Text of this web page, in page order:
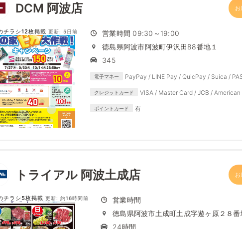
DCM 阿波店 お
チラシ12枚掲載 更新: 5日前
営業時間 09:30～19:00
徳島県阿波市阿波町伊沢田88番地１
345
電子マネー
PayPay / LINE Pay / QuicPay / Suica /
クレジットカード
VISA / Master Card / JCB / American
ポイントカード 有
トライアル 阿波土成店 お
チラシ5枚掲載 更新: 約16時間前
営業時間
徳島県阿波市土成町土成字遊ヶ原２８番
24時間